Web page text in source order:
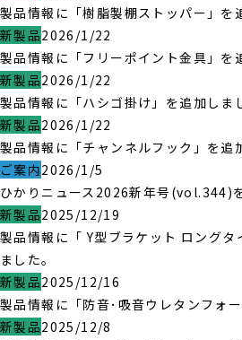
製品情報に「樹脂製棚ストッパー」を
新製品2026/1/22
製品情報に「フリーポイント金具」を
新製品2026/1/22
製品情報に「ハシゴ掛け」を追加しま
新製品2026/1/22
製品情報に「チャンネルフック」を追
ご案内2026/1/5
ひかりニュース2026新年号(vol.344)
新製品2025/12/19
製品情報に「 Y型ブラケット ロングタ
ました。
新製品2025/12/16
製品情報に「防音･吸音ウレタンフォ
新製品2025/12/8